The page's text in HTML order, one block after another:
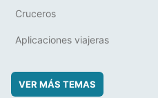
Cruceros
Aplicaciones viajeras
VER MÁS TEMAS